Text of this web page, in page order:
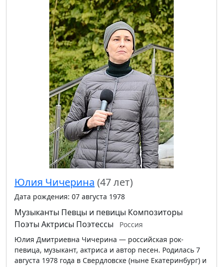
Юлия Чичерина (47 лет)
Дата рождения: 07 августа 1978
Музыканты Певцы и певицы Композиторы
Поэты Актрисы Поэтессы
Россия
Юлия Дмитриевна Чичерина — российская рок-
певица, музыкант, актриса и автор песен. Родилась 7
августа 1978 года в Свердловске (ныне Екатеринбург) и